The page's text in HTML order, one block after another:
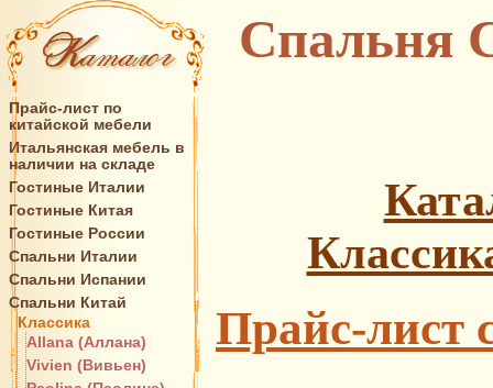
Прайс-лист по
китайской мебели
Итальянская мебель в
наличии на складе
Гостиные Италии
Гостиные Китая
Гостиные России
Спальни Италии
Спальни Испании
Спальни Китай
Классика
Allana (Аллана)
Vivien (Вивьен)
Спальня
Прайс-лист